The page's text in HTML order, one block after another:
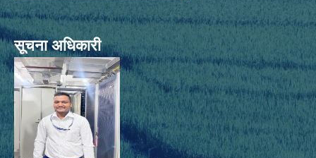
सूचना अधिकारी